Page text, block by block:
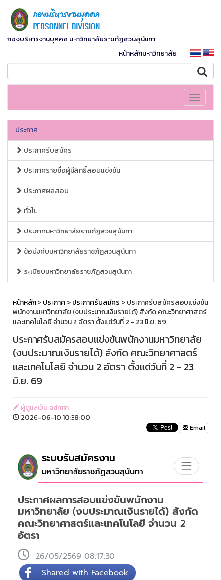
กองบริหารงานบุคคล มหาวิทยาลัยราชภัฏสวนสุนันทา
หน้าหลักมหาวิทยาลัย
Toggle
ประกาศ
ประกาศรับสมัคร
ประกาศรายชื่อผู้มีสิทธิ์สอบแข่งขัน
ประกาศผลสอบ
ทั่วไป
ประกาศมหาวิทยาลัยราชภัฏสวนสุนันทา
ข้อบังคับมหาวิทยาลัยราชภัฏสวนสุนันทา
ระเบียบมหาวิทยาลัยราชภัฏสวนสุนันทา
หน้าหลัก>ประกาศ>ประกาศรับสมัคร > ประกาศรับสมัครสอบแข่งขัน
พนักงานมหาวิทยาลัย (งบประมาณเงินรายได้) สังกัด คณะวิทยาศาสตร์
และเทคโนโลยี จำนวน 2 อัตรา ตั้งแต่วันที่ 2 - 23 มิ.ย. 69
ประกาศรับสมัครสอบแข่งขันพนักงานมหาวิทยาลัย
(งบประมาณเงินรายได้) สังกัด คณะวิทยาศาสตร์
และเทคโนโลยี จำนวน 2 อัตรา ตั้งแต่วันที่ 2 - 23
มิ.ย. 69
ผู้ดูแลเว็บ admin
2026-06-10 10:38:00
Email